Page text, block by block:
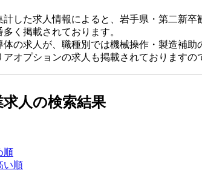
計した求人情報によると、岩手県・第二新
く掲載されております。
体の求人が、職種別では機械操作・製造補助
オプションの求人も掲載されておりますの
人の検索結果
順
い順